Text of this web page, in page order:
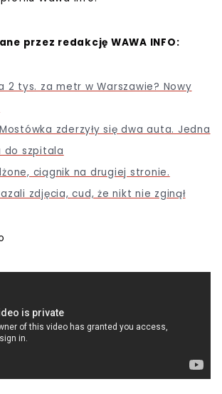
przez redakcję WAWA INFO:
2 tys. za metr w Warszawie? Nowy
zderzyły się dwa auta. Jedna
do szpitala
ciągnik na drugiej stronie.
zdjęcia, cud, że nikt nie zginął